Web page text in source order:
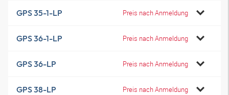
GPS 35-1-LP Preis nach Anmeldung
GPS 36-1-LP Preis nach Anmeldung
GPS 36-LP Preis nach Anmeldung
GPS 38-LP Preis nach Anmeldung